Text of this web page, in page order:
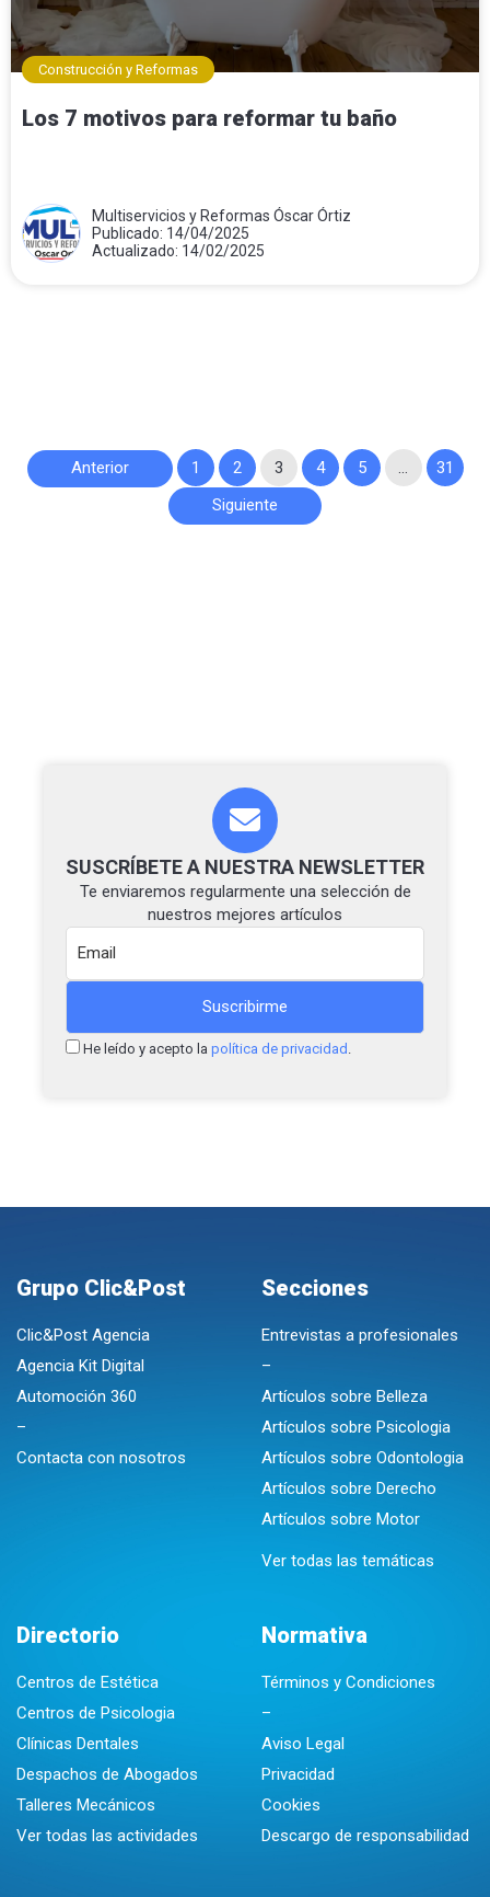
Construcción y Reformas
Los 7 motivos para reformar tu baño
Multiservicios y Reformas Óscar Órtiz
Publicado: 14/04/2025
Actualizado: 14/02/2025
Paginación
de
Anterior 1 2 3 4 5 …
31
Siguiente
SUSCRÍBETE A NUESTRA NEWSLETTER
Te enviaremos regularmente una selección de
nuestros mejores artículos
He leído y acepto la política de privacidad
Grupo Clic&Post
Clic&Post Agencia
Agencia Kit Digital
Automoción 360
–
Contacta con nosotros
Secciones
Entrevistas a profesionales
–
Artículos sobre Belleza
Artículos sobre Psicologia
Artículos sobre Odontologia
Artículos sobre Derecho
Artículos sobre Motor
Ver todas las temáticas
Directorio
Centros de Estética
Centros de Psicologia
Clínicas Dentales
Despachos de Abogados
Talleres Mecánicos
Ver todas las actividades
Normativa
Términos y Condiciones
–
Aviso Legal
Privacidad
Cookies
Descargo de responsabilidad